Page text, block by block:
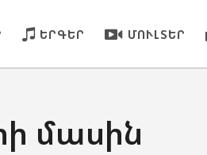
ԵՐԳԵՐ ՄՈՒԼՏԵՐ
մասին